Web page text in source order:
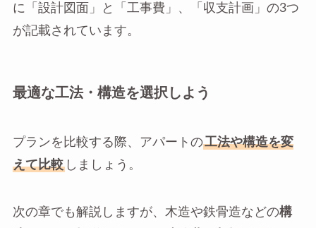
に「設計図面」と「工事費」、「収支計画」の3つ
が記載されています。
最適な工法・構造を選択しよう
プランを比較する際、アパートの工法や構造を変
えて比較しましょう。
次の章でも解説しますが、木造や鉄骨造などの構